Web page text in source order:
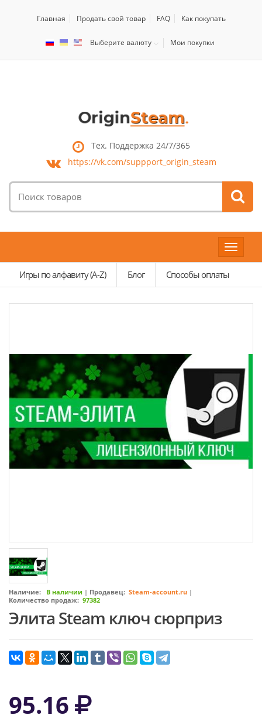
Главная Продать свой товар FAQ Как покупать
Выберите валюту Мои покупки
Тех. Поддержка 24/7/365
https://vk.com/suppport_origin_steam
товаров:
Toggle
Игры по алфавиту (A-Z)
Блог Способы оплаты
Наличие: В наличии | Продавец: Steam-account.ru |
Количество продаж: 97382
Элита Steam ключ сюрприз
95.16